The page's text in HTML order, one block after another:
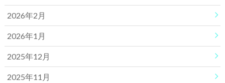
2026年2月
2026年1月
2025年12月
2025年11月